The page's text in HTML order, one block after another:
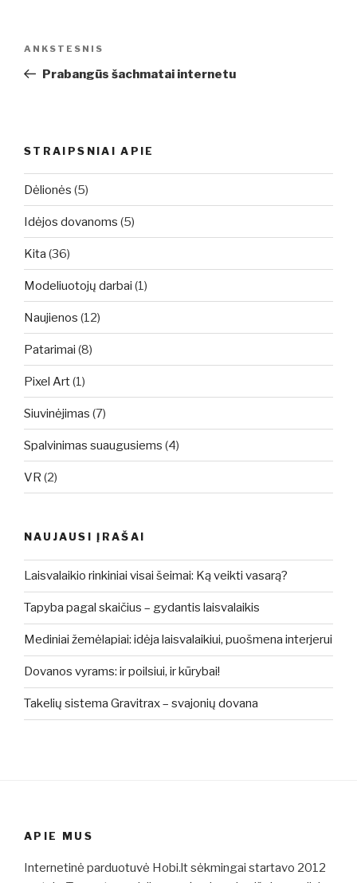
įrašų
Ankstesnis
įrašas
ANKSTESNIS
Prabangūs šachmatai internetu
STRAIPSNIAI APIE
Dėlionės (5)
Idėjos dovanoms (5)
Kita (36)
Modeliuotojų darbai (1)
Naujienos (12)
Patarimai (8)
Pixel Art(1)
Siuvinėjimas (7)
Spalvinimas suaugusiems (4)
VR (2)
NAUJAUSI ĮRAŠAI
Laisvalaikio rinkiniai visai šeimai: Ką veikti vasarą?
Tapyba pagal skaičius – gydantis laisvalaikis
Mediniai žemėlapiai: idėja laisvalaikiui, puošmena interjerui
Dovanos vyrams: ir poilsiui, ir kūrybai!
Takelių sistema Gravitrax – svajonių dovana
APIE MUS
Internetinė parduotuvė Hobi.lt sėkmingai startavo 2012